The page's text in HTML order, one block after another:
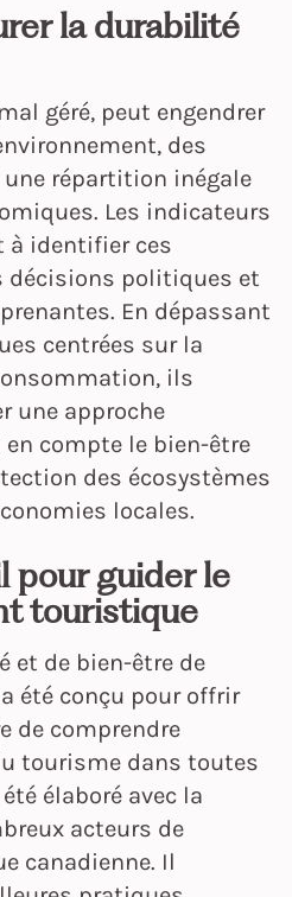
la durabilité
géré, peut engendrer
des
répartition inégale
Les indicateurs
à identifier ces
décisions politiques et
En dépassant
centrées sur la
ils
une approche
compte le bien-être
des écosystèmes
locales.
pour guider le
touristique
et de bien-être de
été conçu pour offrir
de comprendre
tourisme dans toutes
élaboré avec la
acteurs de
canadienne. Il